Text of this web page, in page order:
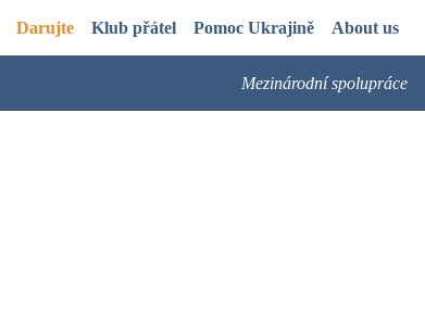
Darujte Klub přátel Pomoc Ukrajině About us
Mezinárodní spolupráce